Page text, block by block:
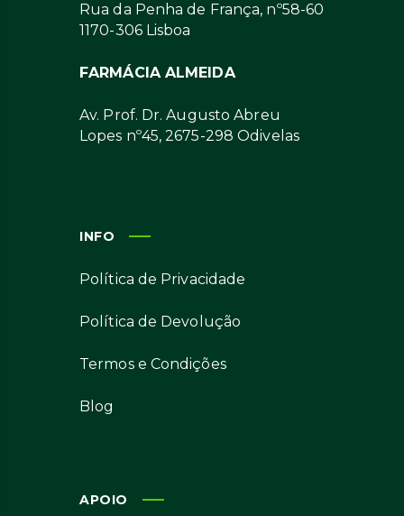
Rua da Penha de França, nº58-60
1170-306 Lisboa
FARMÁCIA ALMEIDA
Av. Prof. Dr. Augusto Abreu
Lopes nº45, 2675-298 Odivelas
INFO
Política de Privacidade
Política de Devolução
Termos e Condições
Blog
APOIO